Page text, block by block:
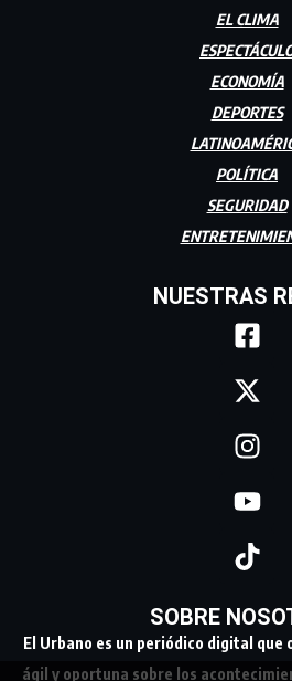
EL CLIMA
ECONOMÍA
DEPORTES
POLÍTICA
SEGURIDAD
NUESTRAS
SOBRE
El Urbano es un periódico digital
ágil y oportuna sobre los